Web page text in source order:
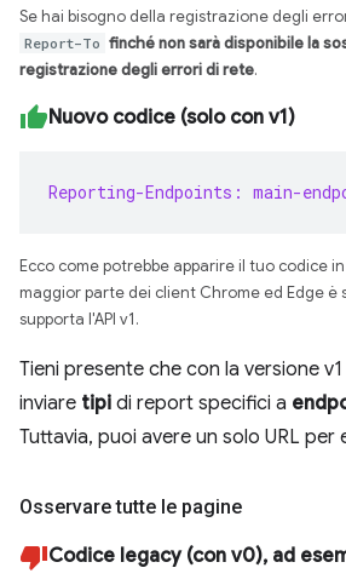
Se hai bisogno della registrazione degli
Report-To finché non sarà disponibile la
registrazione degli errori di rete.
Nuovo codice (solo con v1)
Reporting-Endpoints: main-
Ecco come potrebbe apparire il tuo codice
maggior parte dei client Chrome ed Edge
supporta l'API v1.
Tieni presente che con la versione
inviare tipi di report specifici a
Tuttavia, puoi avere un solo URL per
Osservare tutte le pagine
Codice legacy (con v0), ad